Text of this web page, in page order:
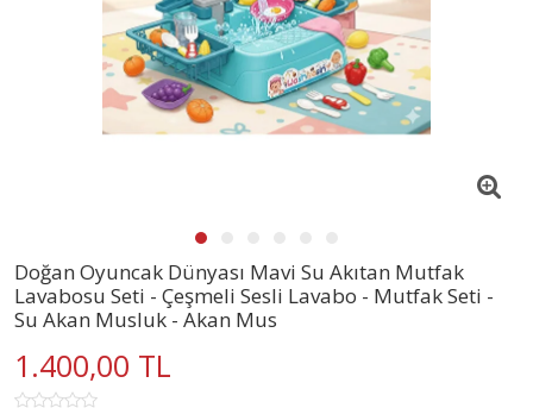
Doğan Oyuncak Dünyası Mavi Su Akıtan Mutfak
Lavabosu Seti - Çeşmeli Sesli Lavabo - Mutfak Seti -
Su Akan Musluk - Akan Mus
1.400,00 TL